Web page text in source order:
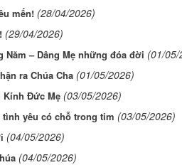
mến! (28/04/2026)
(29/04/2026)
Năm – Dâng Mẹ những đóa đời (01/05/
ra Chúa Cha (01/05/2026)
Kính Đức Mẹ (03/05/2026)
yêu có chỗ trong tim (03/05/2026)
(04/05/2026)
(04/05/2026)